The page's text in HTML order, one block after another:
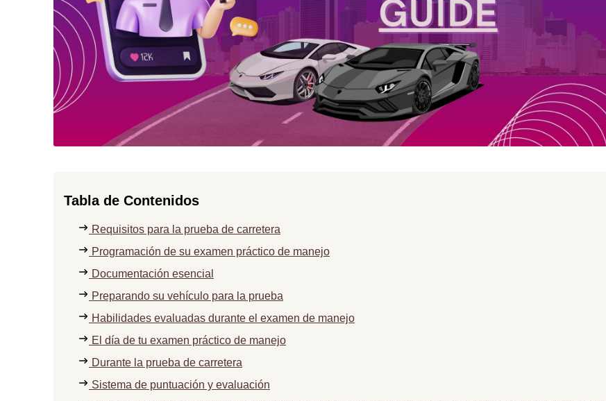
Tabla de Contenidos
Requisitos para la prueba de carretera
Programación de su examen práctico de manejo
Documentación esencial
Preparando su vehículo para la prueba
Habilidades evaluadas durante el examen de manejo
El día de tu examen práctico de manejo
Durante la prueba de carretera
Sistema de puntuación y evaluación